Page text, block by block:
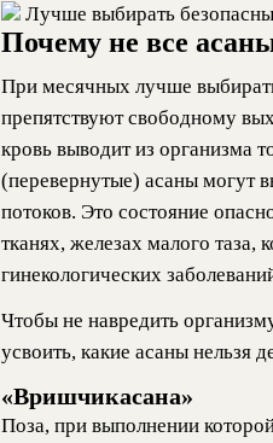
Лучше выбирать
Почему не все
При месячных лучше
препятствуют свободному
кровь выводит из организма
(перевернутые) асаны могут
потоков. Это состояние
тканях, железах малого таза,
гинекологических
Чтобы не навредить
усвоить, какие асаны нельзя
«Вришчикасана»
Поза, при выполнении